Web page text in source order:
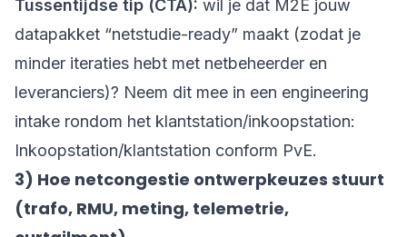
Tussentijdse tip (CTA): wil je dat M2E jouw
datapakket “netstudie-ready” maakt (zodat je
minder iteraties hebt met netbeheerder en
leveranciers)? Neem dit mee in een engineering
intake rondom het klantstation/inkoopstation:
Inkoopstation/klantstation conform PvE.
3) Hoe netcongestie ontwerpkeuzes stuurt
(trafo, RMU, meting, telemetrie,